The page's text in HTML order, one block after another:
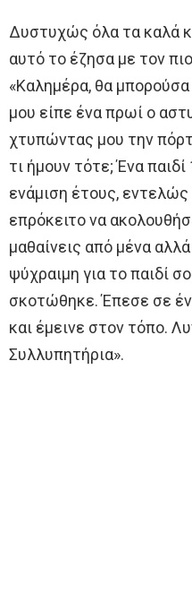
Δυστυχώς όλα τα καλά
αυτό το έζησα με τον
«Καλημέρα, θα μπορούσα
μου είπε ένα πρωί ο
χτυπώντας μου την
τι ήμουν τότε; Ένα
ενάμιση έτους, εντελώς
επρόκειτο να
μαθαίνεις από μένα
ψύχραιμη για το παιδί
σκοτώθηκε. Έπεσε σε
και έμεινε στον τόπο.
Συλλυπητήρια».